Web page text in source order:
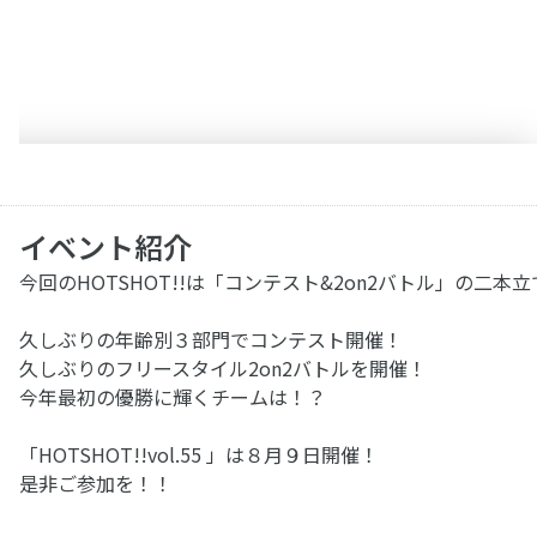
イベント紹介
今回のHOTSHOT!!は「コンテスト&2on2バトル」の二本
久しぶりの年齢別３部門でコンテスト開催！
久しぶりのフリースタイル2on2バトルを開催！
今年最初の優勝に輝くチームは！？
「HOTSHOT!!vol.55 」は８月９日開催！
是非ご参加を！！